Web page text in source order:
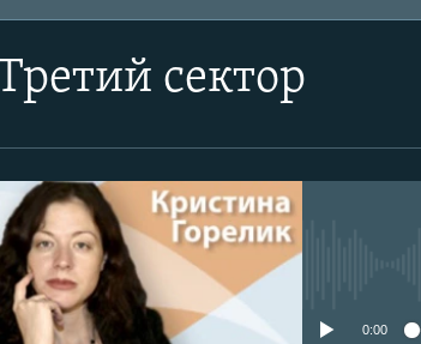
сектор
0:00